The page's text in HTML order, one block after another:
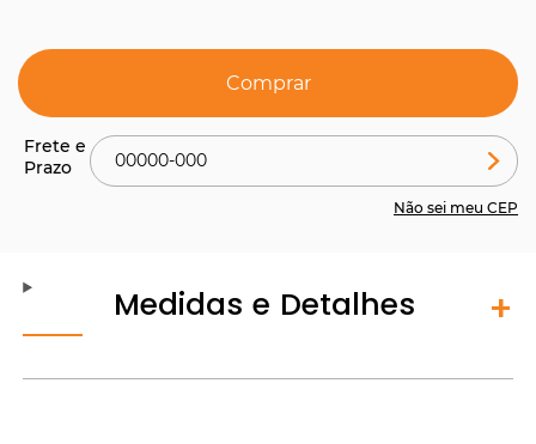
Comprar
Não sei meu CEP
Medidas e Detalhes